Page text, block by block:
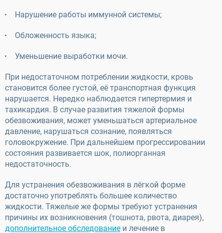
Нарушение работы иммунной системы;
Обложенность языка;
Уменьшение выработки мочи.
При недостаточном потреблении жидкости, кровь
становится более густой, её транспортная функция
нарушается. Нередко наблюдается гипертермия и
тахикардия. В случае развития тяжелой формы
обезвоживания, может уменьшаться артериальное
давление, нарушаться сознание, появляться
головокружение. При дальнейшем прогрессировании
состояния развивается шок, полиорганная
недостаточность.
Для устранения обезвоживания в лёгкой форме
достаточно употреблять большее количество
жидкости. Тяжелые же формы требуют устранения
причины их возникновения (тошнота, рвота, диарея),
дополнительное обследование и лечение в